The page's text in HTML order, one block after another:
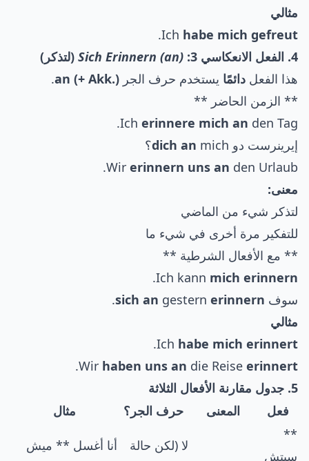
مثالي
Ich habe mich gefreut
.
4. الفعل الانعكاسي 3:
Sich Erinnern (an) (لتذكر)
هذا الفعل دائمًا يستخدم حرف الجر an (+ Akk.)
.
** الزمن الحاضر **
Ich erinnere mich an den Tag.
إيرينرست دو
dich an mich؟
Wir erinnern uns an den Urlaub.
معنى:
لتذكر شيء من الماضي
للتفكير مرة أخرى في شيء ما
** مع الأفعال الشرطية **
Ich kann mich erinnern
.
سوف
sich an gestern erinnern
.
مثالي
Ich habe mich erinnert
.
Wir haben uns an die Reise erinnert
.
5. جدول مقارنة الأفعال الثلاثة
فعل
المعنى حرف الجر؟
مثال
**
سيتش
لا (لكن حالة
أنا أغسل ** ميش